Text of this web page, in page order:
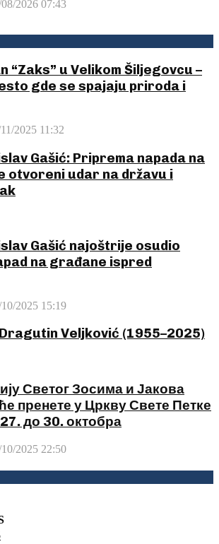
2026 07:43
u Velikom Šiljegovcu –
gde se spajaju priroda i
2025 11:32
Gašić: Priprema napada na
otvoreni udar na državu i
Gašić najoštrije osudio
na građane ispred
2025 15:19
Veljković (1955–2025)
Светог Зосима и Јакова
пренете у Цркву Свете Петке
до 30. октобра
2025 22:50